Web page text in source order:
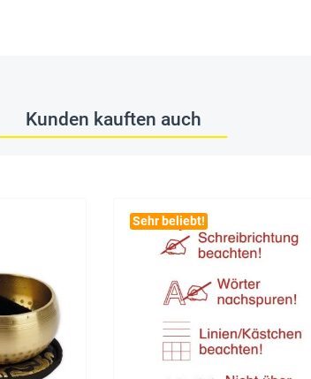
Kunden kauften auch
Sehr beliebt!